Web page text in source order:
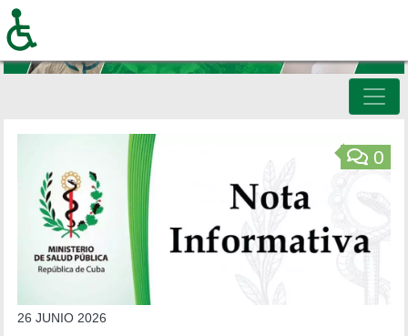
principal
Inicio 0
26 JUNIO 2026